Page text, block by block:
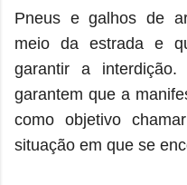
Pneus e galhos de
meio da estrada e
garantir a
garantem que a
como objetivo
situação em que se